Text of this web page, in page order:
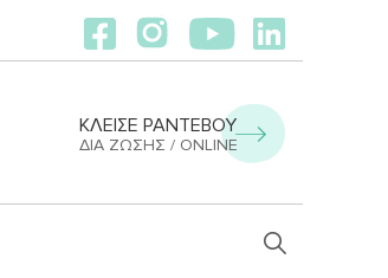
ΚΛΕΙΣΕ ΡΑΝΤΕΒΟΥ
ΔΙΑ ΖΏΣΗΣ / ONLINE